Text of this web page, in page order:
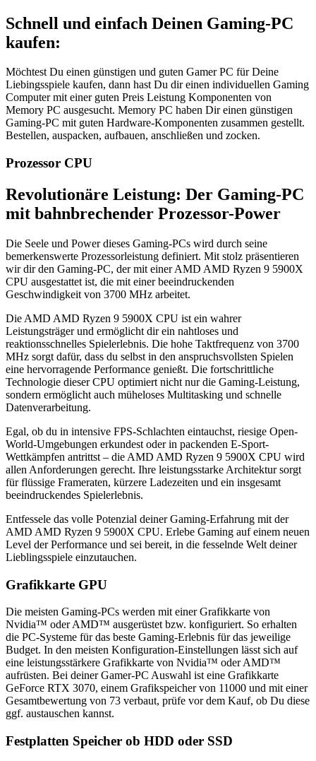
Schnell und einfach Deinen Gaming-PC
kaufen:
Möchtest Du einen günstigen und guten Gamer PC für Deine
Liebingsspiele kaufen, dann hast Du dir einen individuellen Gaming
Computer mit einer guten Preis Leistung Komponenten von
Memory PC ausgesucht. Memory PC haben Dir einen günstigen
Gaming-PC mit guten Hardware-Komponenten zusammen gestellt.
Bestellen, auspacken, aufbauen, anschließen und zocken.
Prozessor CPU
Revolutionäre Leistung: Der Gaming-PC
mit bahnbrechender Prozessor-Power
Die Seele und Power dieses Gaming-PCs wird durch seine
bemerkenswerte Prozessorleistung definiert. Mit stolz präsentieren
wir dir den Gaming-PC, der mit einer ‎AMD AMD Ryzen 9 5900X
CPU ausgestattet ist, die mit einer beeindruckenden
Geschwindigkeit von ‎3700 MHz arbeitet.
Die ‎AMD AMD Ryzen 9 5900X CPU ist ein wahrer
Leistungsträger und ermöglicht dir ein nahtloses und
reaktionsschnelles Spielerlebnis. Die hohe Taktfrequenz von ‎3700
MHz sorgt dafür, dass du selbst in den anspruchsvollsten Spielen
eine hervorragende Performance genießt. Die fortschrittliche
Technologie dieser CPU optimiert nicht nur die Gaming-Leistung,
sondern ermöglicht auch müheloses Multitasking und schnelle
Datenverarbeitung.
Egal, ob du in intensive FPS-Schlachten eintauchst, riesige Open-
World-Umgebungen erkundest oder in packenden E-Sport-
Wettkämpfen antrittst – die ‎AMD AMD Ryzen 9 5900X CPU wird
allen Anforderungen gerecht. Ihre leistungsstarke Architektur sorgt
für flüssige Frameraten, kürzere Ladezeiten und ein insgesamt
beeindruckendes Spielerlebnis.
Entfessele das volle Potenzial deiner Gaming-Erfahrung mit der
‎AMD AMD Ryzen 9 5900X CPU. Erlebe Gaming auf einem neuen
Level der Performance und sei bereit, in die fesselnde Welt deiner
Lieblingsspiele einzutauchen.
Grafikkarte GPU
Die meisten Gaming-PCs werden mit einer Grafikkarte von
Nvidia™ oder AMD™ ausgerüstet bzw. konfiguriert. So erhalten
die PC-Systeme für das beste Gaming-Erlebnis für das jeweilige
Budget. In den meisten Konfiguration-Einstellungen lässt sich auf
eine leistungsstärkere Grafikkarte von Nvidia™ oder AMD™
aufrüsten. Bei deiner Gamer-PC Auswahl ist eine Grafikkarte
GeForce RTX 3070, einem Grafikspeicher von 11000 und mit einer
Gesamtbewertung von 73 verbaut, prüfe vor dem Kauf, ob Du diese
ggf. austauschen kannst.
Festplatten Speicher ob HDD oder SSD